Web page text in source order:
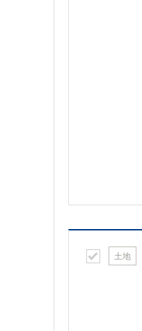
土地